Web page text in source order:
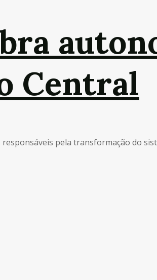
Central
pela transformação do